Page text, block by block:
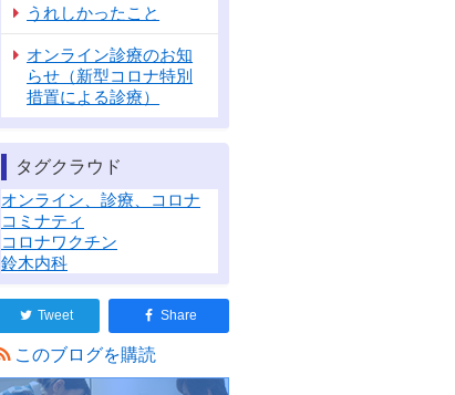
うれしかったこと
オンライン診療のお知
らせ（新型コロナ特別
措置による診療）
タグクラウド
オンライン、診療、コロナ
コミナティ
コロナワクチン
鈴木内科
Tweet Share
このブログを購読